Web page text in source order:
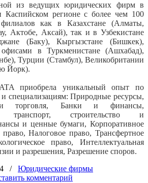
из ведущих юридических фирм в
регионе с более чем 100
как в Казахстане (Алматы,
Актобе, Аксай), так и в Узбекистане
(Баку), Кыргызстане (Бишкек),
офисами в Туркменистане (Ашхабад),
Турции (Стамбул), Великобритании
Йорк).
приобрела уникальный опыт по
специализациям: Природные ресурсы,
и торговля, Банки и финансы,
транспорт, строительство и
и ценные бумаги, Корпоративное
Налоговое право, Трансфертное
право, Интеллектуальная
и разрешения, Разрешение споров.
/
Юридические фирмы
комментарий